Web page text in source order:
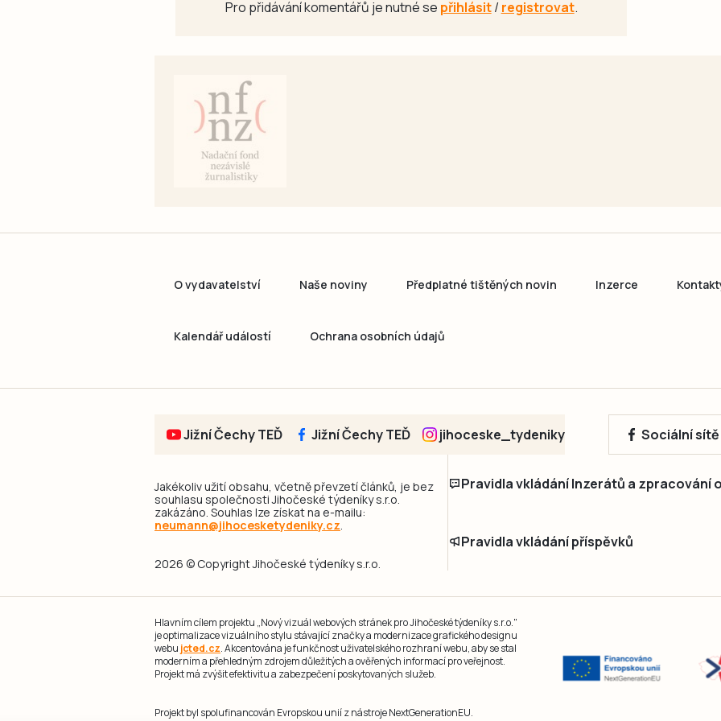
Pro přidávání komentářů je nutné se přihlásit/registrovat.
O vydavatelství Naše noviny Předplatné tištěných novin Inzerce
Kalendář událostí Ochrana osobních údajů
Jižní Čechy TEĎ Jižní Čechy TEĎ jihoceske_tydeniky Sociální
Jakékoliv užití obsahu, včetně převzetí článků, je bez
souhlasu společnosti Jihočeské týdeníky s.r.o.
zakázáno. Souhlas lze získat na e-mailu:
neumann@jihocesketydeniky.cz.
2026 © Copyright Jihočeské týdeníky s.r.o.
Pravidla vkládání Inzerátů a zpracování
Pravidla vkládání příspěvků
Hlavním cílem projektu „Nový vizuál webových stránek pro Jihočeské týdeníky s.r.o."
je optimalizace vizuálního stylu stávající značky a modernizace grafického designu
webu jcted.cz. Akcentována je funkčnost uživatelského rozhraní webu, aby se stal
moderním a přehledným zdrojem důležitých a ověřených informací pro veřejnost.
Projekt má zvýšit efektivitu a zabezpečení poskytovaných služeb.
Projekt byl spolufinancován Evropskou unií z nástroje NextGenerationEU.